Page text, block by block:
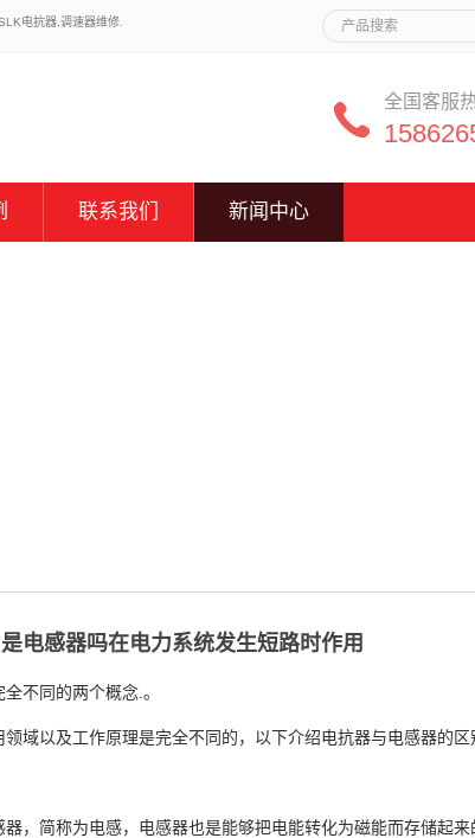
电抗器,调速器维修.
全国客服热
联系我们 新闻中心
电感器吗在电力系统发生短路时作用
不同的两个概念.。
以及工作原理是完全不同的，以下介绍电抗器与电感器的区
简称为电感，电感器也是能够把电能转化为磁能而存储起来